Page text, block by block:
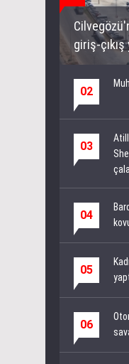
giriş-çıkış
02
03
04
05
06